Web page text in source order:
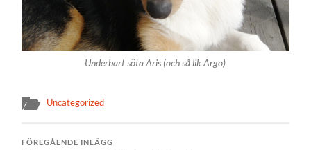
Underbart söta Aris (och så lik Argo)
Uncategorized
FÖREGÅENDE INLÄGG